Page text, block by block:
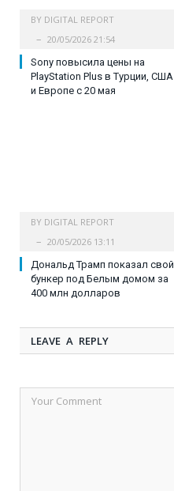
BY DIGITAL REPORT
20/05/2026 21:54
Sony повысила цены на
PlayStation Plus в Турции, США
и Европе с 20 мая
BY DIGITAL REPORT
20/05/2026 13:11
Дональд Трамп показал свой
бункер под Белым домом за
400 млн долларов
LEAVE A REPLY